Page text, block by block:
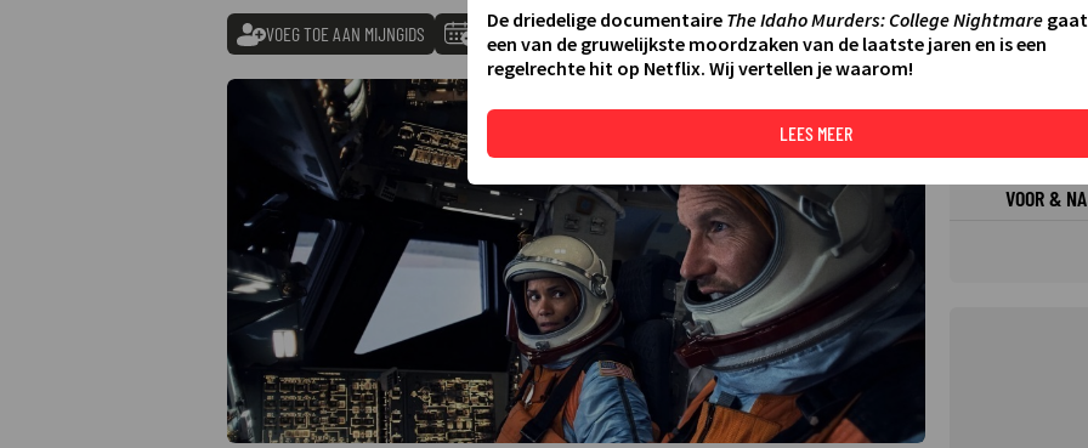
VOEG TOE AAN MIJNGIDS TOEVOEGEN AAN AGENDA DELEN
DE
VOOR &
De driedelige documentaire The Idaho Murders: College Nightmaregaat
een van de gruwelijkste moordzaken van de laatste jaren en is een
regelrechte hit op Netflix. Wij vertellen je waarom!
LEES MEER